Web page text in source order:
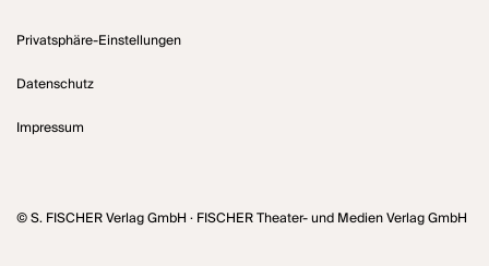
Privatsphäre-Einstellungen
Datenschutz
Impressum
© S. FISCHER Verlag GmbH · FISCHER Theater- und Medien Verlag GmbH